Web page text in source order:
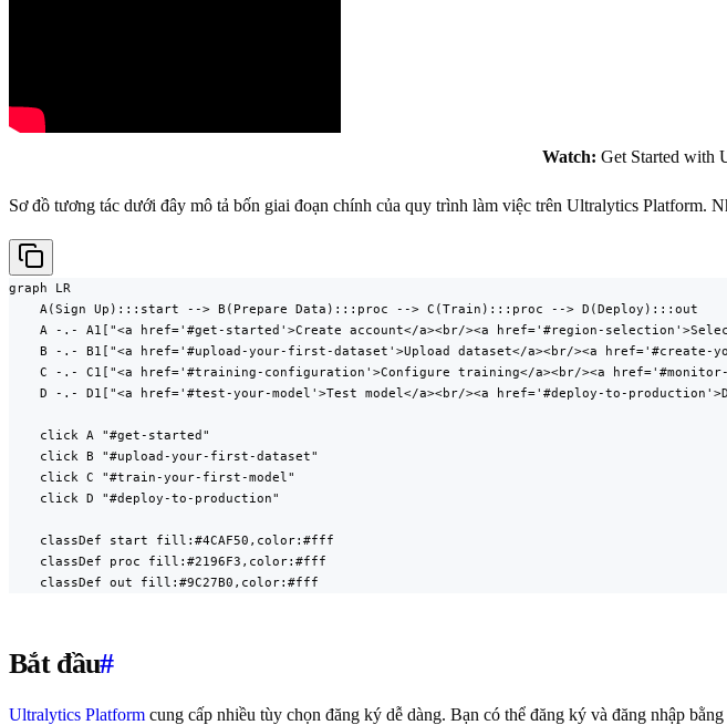
Watch: Get Started with
Sơ đồ tương tác dưới đây mô tả bốn giai đoạn chính của quy trình làm việc trên Ultralytics Platform.
graph LR
    A(Sign Up):::start --> B(Prepare Data):::proc --> C(Train):::proc --> D(Deploy):::out
A -.- A1["<a href='#get-started'>Create account</a><br/><a href='#region-
B -.- B1["<a href='#upload-your-first-dataset'>Upload dataset</a><br/><a href='#create-
C -.- C1["<a href='#training-configuration'>Configure training</a><br/><a
D -.- D1["<a href='#test-your-model'>Test model</a><br/><a href='#deploy-to-
    click A "#get-started"
    click B "#upload-your-first-dataset"
    click C "#train-your-first-model"
    click D "#deploy-to-production"
    classDef start fill:#4CAF50,color:#fff
    classDef proc fill:#2196F3,color:#fff
    classDef out fill:#9C27B0,color:#fff
Bắt đầu#
Ultralytics Platform cung cấp nhiều tùy chọn đăng ký dễ dàng. Bạn có thể đăng ký và đăng nhập